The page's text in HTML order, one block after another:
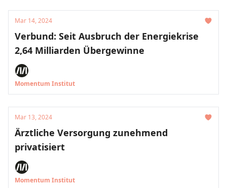
Mar 14, 2024
Verbund: Seit Ausbruch der Energiekrise
2,64 Milliarden Übergewinne
Momentum Institut
Mar 13, 2024
Ärztliche Versorgung zunehmend
privatisiert
Momentum Institut